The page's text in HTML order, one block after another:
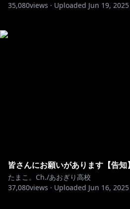
35,080views · Uploaded Jun 19, 2025
皆さんにお願いがあります【告知】
たまこ。Ch./あおぎり高校
37,080views · Uploaded Jun 16, 2025